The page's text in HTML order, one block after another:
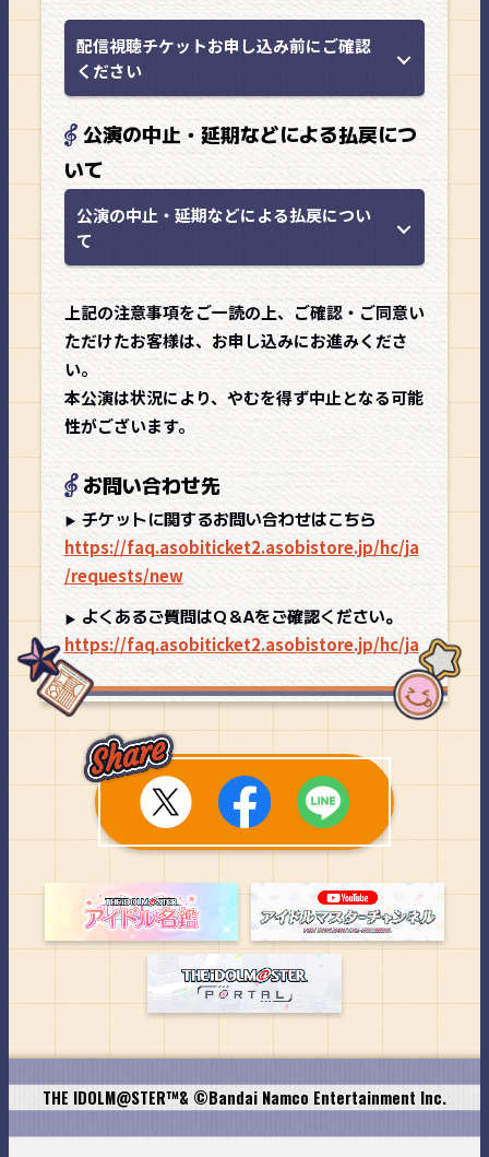
配信視聴チケットお申し込み前にご確認
ください
公演の中止・延期などによる払戻につ
いて
公演の中止・延期などによる払戻につい
て
上記の注意事項をご一読の上、ご確認・ご同意い
ただけたお客様は、お申し込みにお進みくださ
い。
本公演は状況により、やむを得ず中止となる可能
性がございます。
お問い合わせ先
チケットに関するお問い合わせはこちら
https://faq.asobiticket2.asobistore.jp/hc/ja
/requests/new
よくあるご質問はQ＆Aをご確認ください。
https://faq.asobiticket2.asobistore.jp/hc/ja
THE IDOLM@STER™& ©Bandai Namco Entertainment Inc.